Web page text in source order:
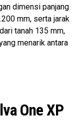
dimensi panjang
mm, serta jarak
tanah 135 mm,
menarik antara
One XP